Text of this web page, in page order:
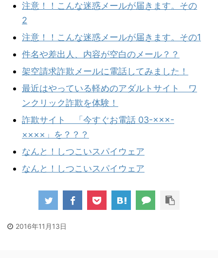
注意！！こんな迷惑メールが届きます。その
2
注意！！こんな迷惑メールが届きます。その1
件名や差出人、内容が空白のメール？？
架空請求詐欺メールに電話してみました！
最近はやっている軽めのアダルトサイト ワ
ンクリック詐欺を体験！
詐欺サイト 「今すぐお電話 03-×××-
××××」を？？？
なんと！しつこいスパイウェア
なんと！しつこいスパイウェア
2016年11月13日